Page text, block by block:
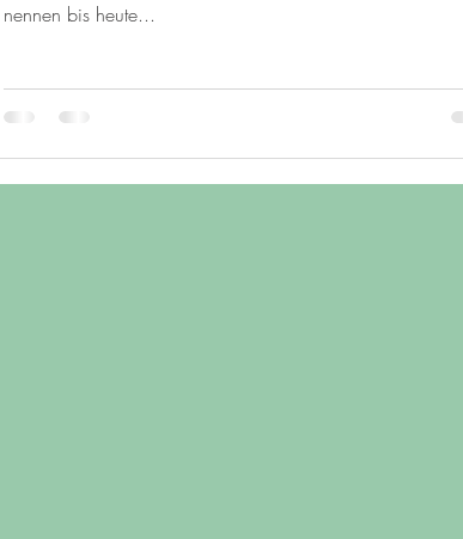
nennen bis heute...